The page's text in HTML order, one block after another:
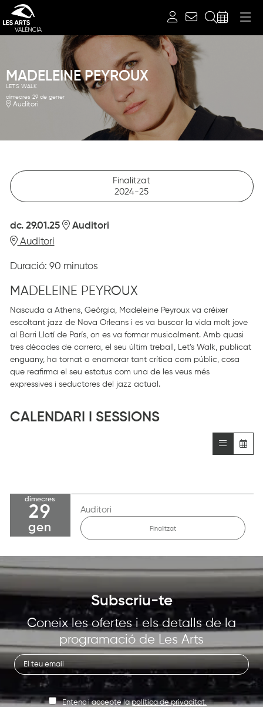
MADELEINE PEYROUX
LET'S WALK
dimecres 29 de gener
Auditori
Finalitzat
2024-25
dc. 29.01.25
Auditori
Auditori
Duració: 90 minutos
MADELEINE PEYROUX
Nascuda a Athens, Geòrgia, Madeleine Peyroux va créixer
escoltant jazz de Nova Orleans i es va buscar la vida molt jove
al Barri Llatí de París, on es va formar musicalment. Amb quasi
tres dècades de carrera, el seu últim treball, Let’s Walk, publicat
enguany, ha tornat a enamorar tant crítica com públic, cosa
que reafirma el seu estatus com una de les veus més
expressives i seductores del jazz actual.
CALENDARI I SESSIONS
dimecres
29
gen
Auditori
Finalitzat
Subscriu-te
Coneix les ofertes i els detalls de la
programació de Les Arts
Entenc i accepte lapolítica de privacitat.